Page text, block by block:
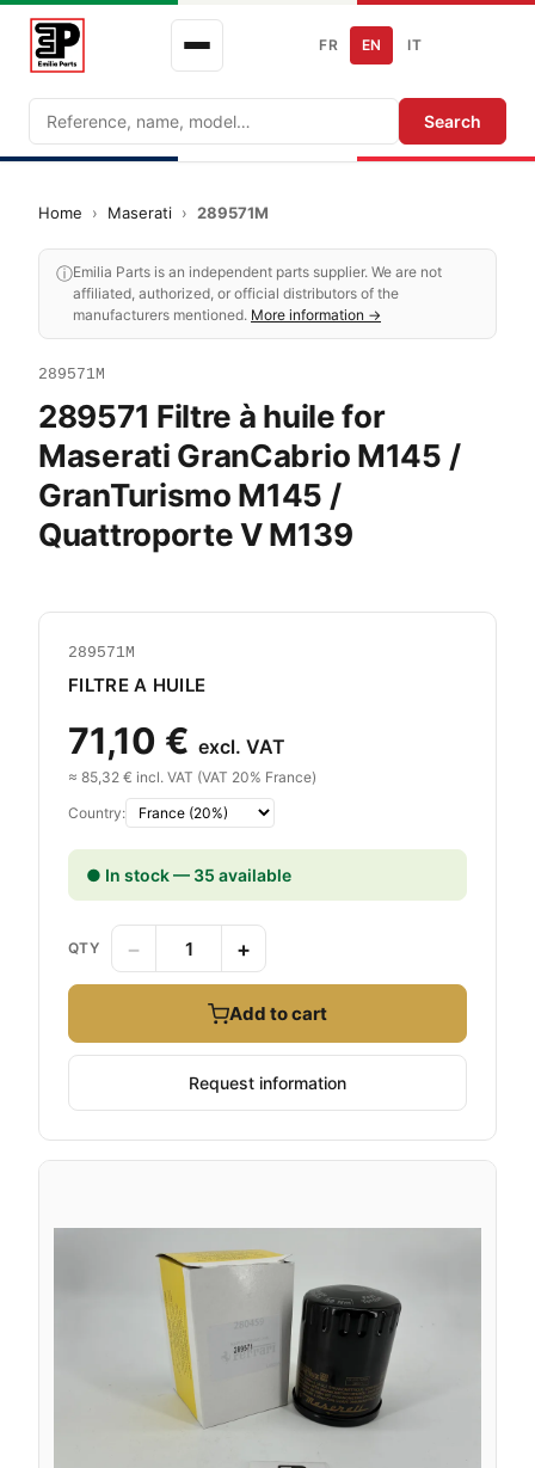
Search Search
FR EN IT
Home › Maserati › 289571M
ⓘEmilia Parts is an independent parts supplier. We are not
affiliated, authorized, or official distributors of the
manufacturers mentioned. More information →
289571M
289571 Filtre à huile for
Maserati GranCabrio M145 /
GranTurismo M145 /
Quattroporte V M139
289571M
FILTRE A HUILE
71,10 € excl. VAT
≈ 85,32 € incl. VAT (VAT 20% France)
Country:
● In stock — 35 available
QTY − +
Add to cart
Request information